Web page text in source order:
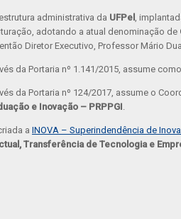
administrativa da UFPel ,
adotando a atual denominação de
Diretor Executivo, Professor Mário
da Portaria nº 1.141/2015, assume
da Portaria nº 124/2017, assume o
e Inovação – PRPPGI
a INOVA – Superindendência de
Transferência de Tecnologia e